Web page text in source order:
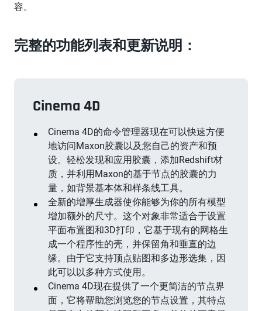
容。
完整的功能列表和更新说明：
Cinema 4D
Cinema 4D的命令管理器现在可以快速方便
地访问Maxon胶囊以及您自己的资产和预
设。轻松发现和应用胶囊，添加Redshift材
质，并利用Maxon的基于节点的胶囊的力
量，如背景基本体和样条线工具。
全新的增厚生成器使你能够为你的所有模型
增加额外的尺寸。这个对象非常适合于设置
平面布置图和3D打印，它基于现有的网格生
成一个程序性的壳，并保留角和垂直的边
缘。由于它支持顶点贴图和多边形选集，因
此可以以多种方式使用。
Cinema 4D现在提供了一个更简洁的节点界
面，它将帮助您浏览您的节点设置，其特点